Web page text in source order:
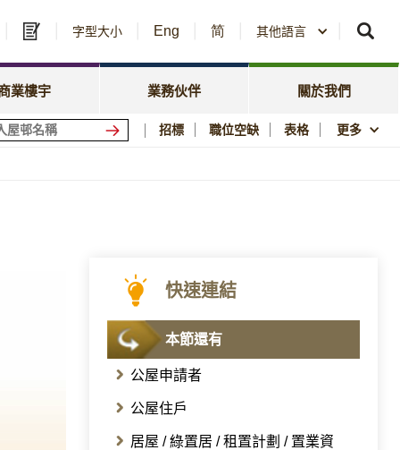
字型大小 Eng 简 其他語言
業樓宇
中標公告
商場
業務伙伴
房委會名冊登記
資源庫
優質居所
關於我們
新聞中心
社區參與
招標 職位空缺 表格 更多
快速連結
本節還有
公屋申請者
公屋住戶
居屋 / 綠置居 / 租置計劃 / 置業資